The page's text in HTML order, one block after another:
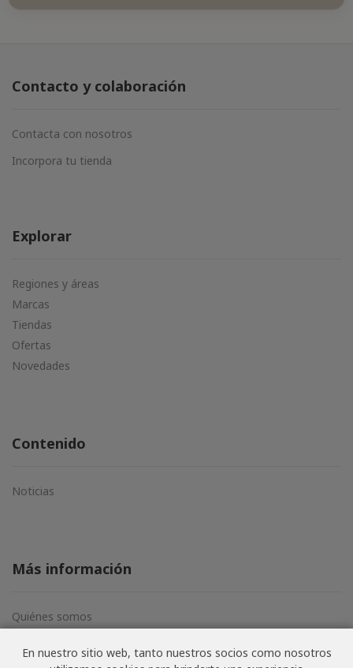
En nuestro sitio web, tanto nuestros socios como nosotros
Contacto y colaboración
Contacta con nosotros
Incorpora tu tienda
Explorar
Regiones y áreas
Marcas
Tiendas
Ofertas
Novedades
Contenido
Noticias
Más información
Quiénes somos
Términos y condiciones